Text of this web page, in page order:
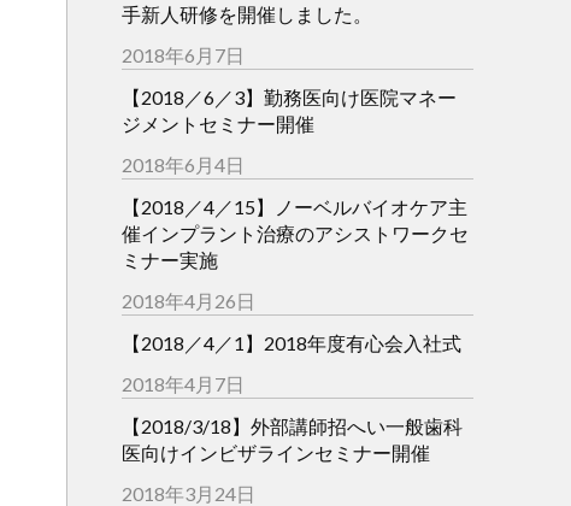
手新人研修を開催しました。
2018年6月7日
【2018／6／3】勤務医向け医院マネー
ジメントセミナー開催
2018年6月4日
【2018／4／15】ノーベルバイオケア主
催インプラント治療のアシストワークセ
ミナー実施
2018年4月26日
【2018／4／1】2018年度有心会入社式
2018年4月7日
【2018/3/18】外部講師招へい一般歯科
医向けインビザラインセミナー開催
2018年3月24日